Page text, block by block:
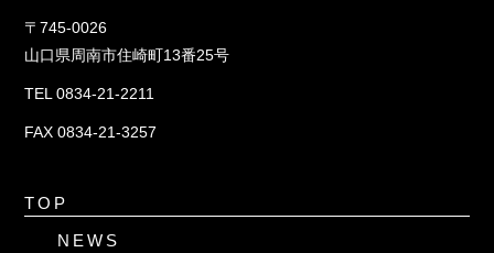
〒745-0026
山口県周南市住崎町13番25号
TEL 0834-21-2211
FAX 0834-21-3257
TOP
NEWS